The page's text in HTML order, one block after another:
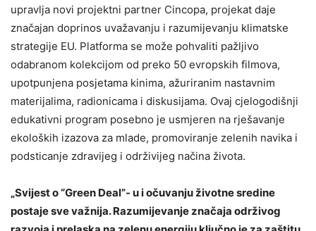
upravlja novi projektni partner Cincopa, projekat daje
značajan doprinos uvažavanju i razumijevanju klimatske
strategije EU. Platforma se može pohvaliti pažljivo
odabranom kolekcijom od preko 50 evropskih filmova,
upotpunjena posjetama kinima, ažuriranim nastavnim
materijalima, radionicama i diskusijama. Ovaj cjelogodišnji
edukativni program posebno je usmjeren na rješavanje
ekoloških izazova za mlade, promoviranje zelenih navika i
podsticanje zdravijeg i održivijeg načina života.
„Svijest o “Green Deal”- u i očuvanju životne sredine
postaje sve važnija. Razumijevanje značaja održivog